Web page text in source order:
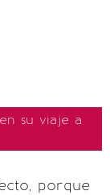
su viaje a
porque